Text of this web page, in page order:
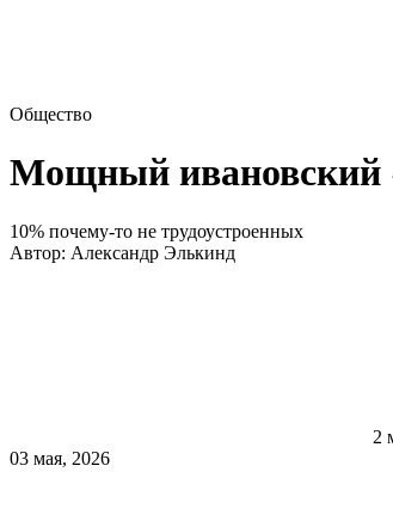
Общество
Мощный ивановский
10% почему-то не трудоустроенных
Автор: Александр Элькинд
2
03 мая, 2026